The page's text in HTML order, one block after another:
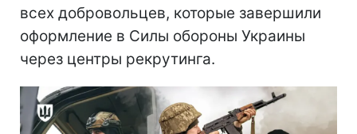
всех добровольцев, которые завершили
оформление в Силы обороны Украины
через центры рекрутинга.